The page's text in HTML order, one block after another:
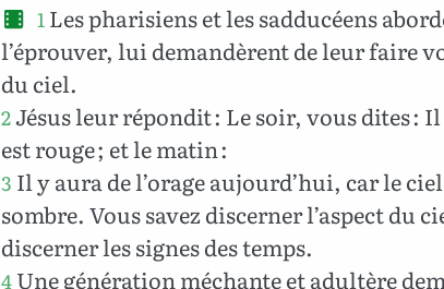
1Les pharisiens et les sadducéens
l’éprouver, lui demandèrent de leur faire
du ciel.
2Jésus leur répondit : Le soir, vous dites :
est rouge ; et le matin :
3 Il y aura de l’orage aujourd’hui, car le
sombre. Vous savez discerner l’aspect du
discerner les signes des temps.
4Une génération méchante et adultère